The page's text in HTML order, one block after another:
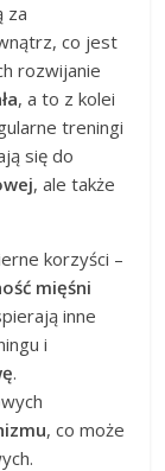
za
co jest
rozwijanie
, a to z kolei
treningi
się do
, ale także
korzyści –
mięśni
inne
i
.
, co może